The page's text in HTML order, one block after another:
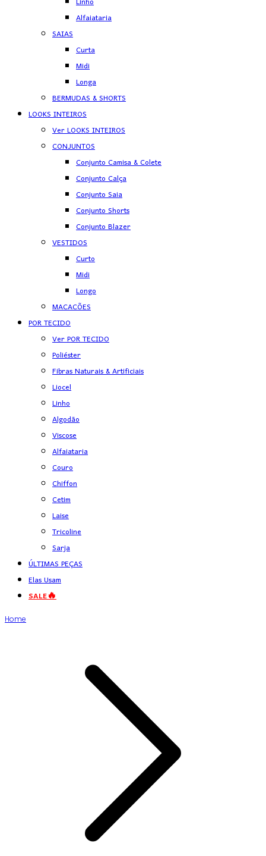
Alfaiataria
SAIAS
Curta
Midi
Longa
BERMUDAS & SHORTS
LOOKS INTEIROS
Ver LOOKS INTEIROS
CONJUNTOS
Conjunto Camisa & Colete
Conjunto Calça
Conjunto Saia
Conjunto Shorts
Conjunto Blazer
VESTIDOS
Curto
Midi
Longo
MACACÕES
POR TECIDO
Ver POR TECIDO
Poliéster
Fibras Naturais & Artificiais
Liocel
Linho
Algodão
Viscose
Alfaiataria
Couro
Chiffon
Cetim
Laise
Tricoline
Sarja
ÚLTIMAS PEÇAS
Elas Usam
SALE🔥
Home